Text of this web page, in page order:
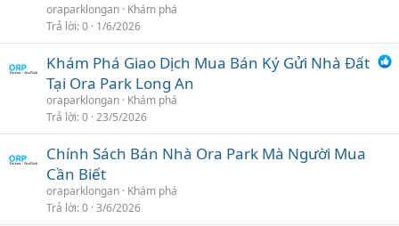
oraparklongan Khám phá
Trả lời 0 1/6/2026
Khám Phá Giao Dịch Mua Bán Ký Gửi Nhà Đất
Tại Ora Park Long An
oraparklongan Khám phá
Trả lời 0 23/5/2026
Chính Sách Bán Nhà Ora Park Mà Người Mua
Cần Biết
oraparklongan Khám phá
Trả lời 0 3/6/2026